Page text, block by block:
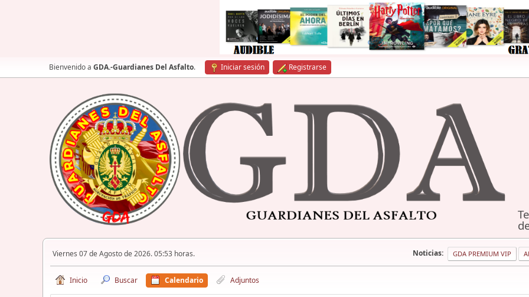
Bienvenido a GDA.-Guardianes Del Asfalto. Iniciar sesión Registrarse
Viernes 07 de Agosto de 2026. 05:53 horas. Noticias: GDA PREMIUM VIP
Inicio Buscar Calendario Adjuntos